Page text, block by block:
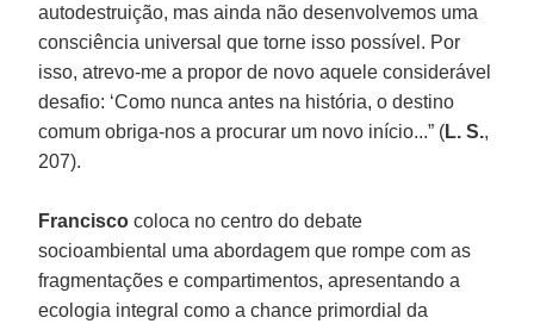
autodestruição, mas ainda não desenvolvemos uma
consciência universal que torne isso possível. Por
isso, atrevo-me a propor de novo aquele considerável
desafio: ‘Como nunca antes na história, o destino
comum obriga-nos a procurar um novo início...” (L. S.,
207).
Francisco coloca no centro do debate
socioambiental uma abordagem que rompe com as
fragmentações e compartimentos, apresentando a
ecologia integral como a chance primordial da